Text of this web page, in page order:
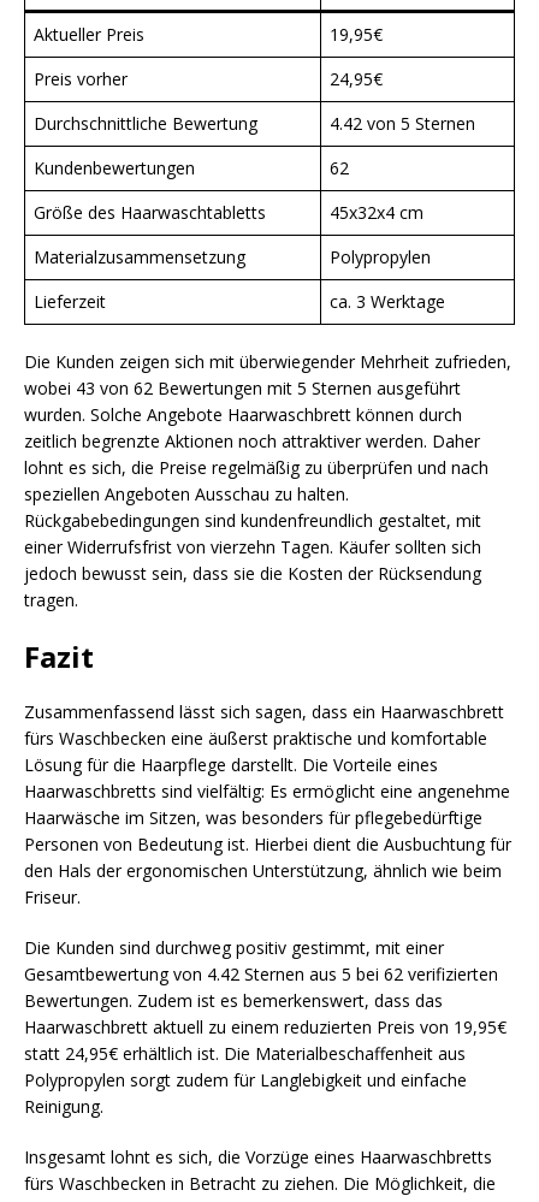
Aktueller Preis
19,95€
Preis vorher
24,95€
Durchschnittliche Bewertung
4.42 von 5 Sternen
Kundenbewertungen
62
Größe des Haarwaschtabletts
45x32x4 cm
Materialzusammensetzung
Polypropylen
Lieferzeit
ca. 3 Werktage
Die Kunden zeigen sich mit überwiegender Mehrheit zufrieden,
wobei 43 von 62 Bewertungen mit 5 Sternen ausgeführt
wurden. Solche Angebote Haarwaschbrett können durch
zeitlich begrenzte Aktionen noch attraktiver werden. Daher
lohnt es sich, die Preise regelmäßig zu überprüfen und nach
speziellen Angeboten Ausschau zu halten.
Rückgabebedingungen sind kundenfreundlich gestaltet, mit
einer Widerrufsfrist von vierzehn Tagen. Käufer sollten sich
jedoch bewusst sein, dass sie die Kosten der Rücksendung
tragen.
Fazit
Zusammenfassend lässt sich sagen, dass ein Haarwaschbrett
fürs Waschbecken eine äußerst praktische und komfortable
Lösung für die Haarpflege darstellt. Die Vorteile eines
Haarwaschbretts sind vielfältig: Es ermöglicht eine angenehme
Haarwäsche im Sitzen, was besonders für pflegebedürftige
Personen von Bedeutung ist. Hierbei dient die Ausbuchtung für
den Hals der ergonomischen Unterstützung, ähnlich wie beim
Friseur.
Die Kunden sind durchweg positiv gestimmt, mit einer
Gesamtbewertung von 4.42 Sternen aus 5 bei 62 verifizierten
Bewertungen. Zudem ist es bemerkenswert, dass das
Haarwaschbrett aktuell zu einem reduzierten Preis von 19,95€
statt 24,95€ erhältlich ist. Die Materialbeschaffenheit aus
Polypropylen sorgt zudem für Langlebigkeit und einfache
Reinigung.
Insgesamt lohnt es sich, die Vorzüge eines Haarwaschbretts
fürs Waschbecken in Betracht zu ziehen. Die Möglichkeit, die